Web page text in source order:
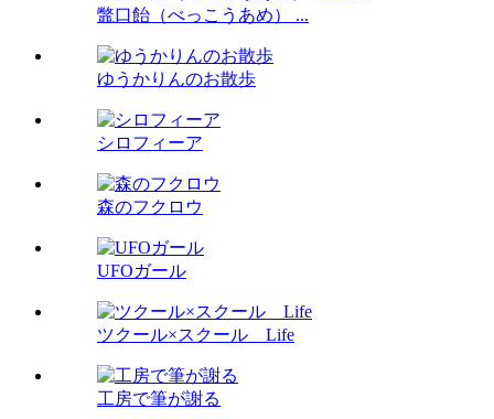
鼈口飴（べっこうあめ） ...
ゆうかりんのお散歩
シロフィーア
森のフクロウ
UFOガール
ツクール×スクール Life
工房で筆が謝る